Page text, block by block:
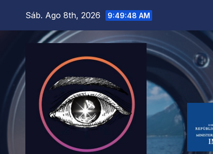
Sáb. Ago 8th, 2026 9:49:50 AM